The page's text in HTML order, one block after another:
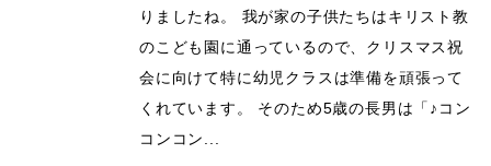
りましたね。 我が家の子供たちはキリスト教
のこども園に通っているので、クリスマス祝
会に向けて特に幼児クラスは準備を頑張って
くれています。 そのため5歳の長男は「♪コン
コンコン...